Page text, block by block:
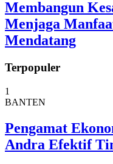
Membangun
Menjaga
Mendatang
Terpopuler
1
BANTEN
Pengamat
Andra Efektif